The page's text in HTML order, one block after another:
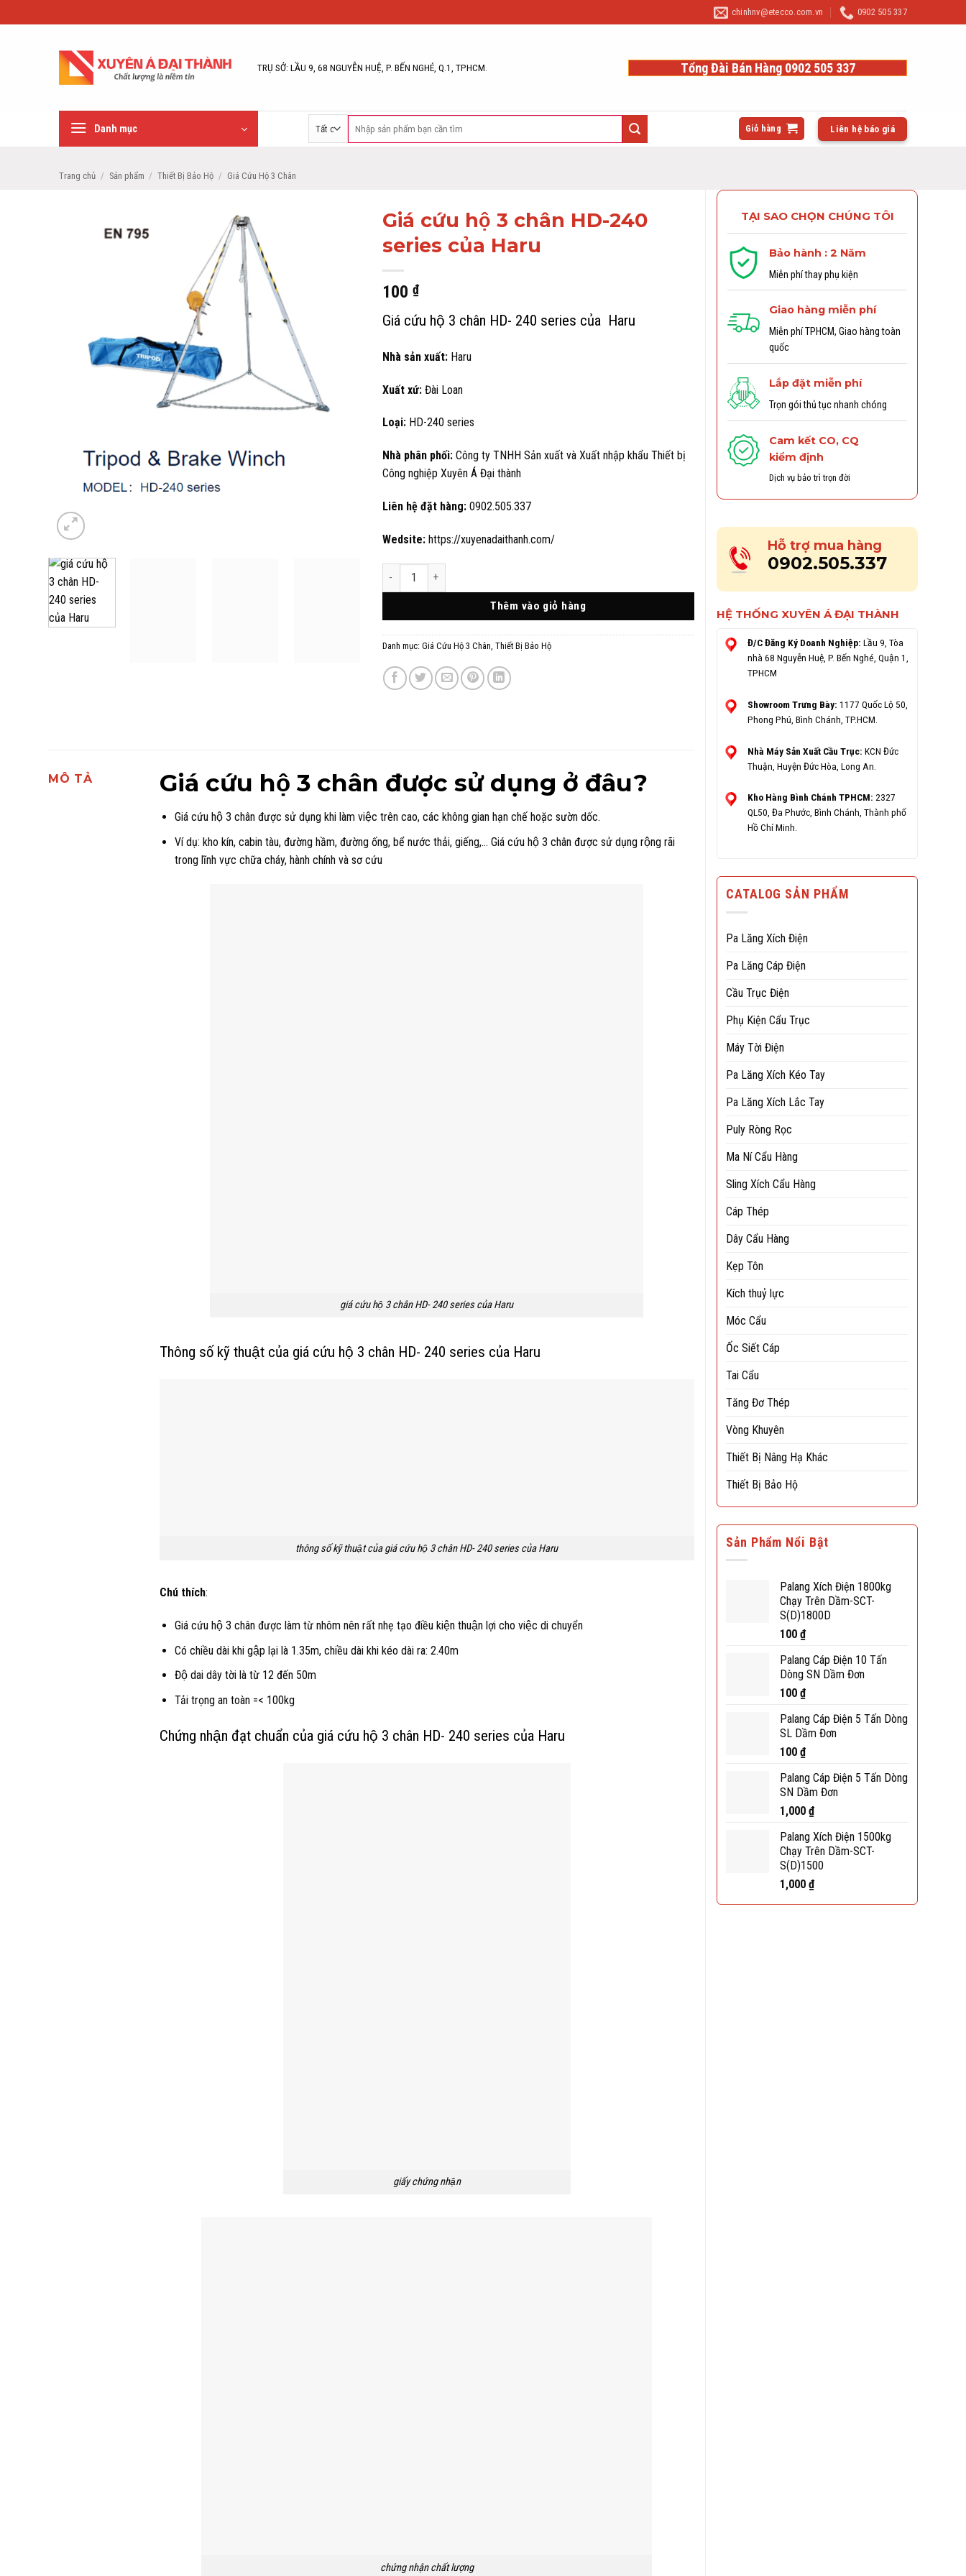
qua
chinhnv@etecco.com.vn 0902 505 337
TRỤ SỞ: LẦU 9, 68 NGUYỄN HUỆ, P. BẾN NGHÉ, Q.1, TPHCM. Tổng Đài Bán Hàng 0902 505 337
Danh mục
kiếm:
Giỏ hàng Liên hệ báo giá
Trang chủ / Sản phẩm / Thiết Bị Bảo Hộ / Giá Cứu Hộ 3 Chân
TẠI SAO CHỌN CHÚNG TÔI
Bảo hành : 2 Năm
Miễn phí thay phụ kiện
Giao hàng miễn phí
Miễn phí TPHCM, Giao hàng toàn
quốc
Lắp đặt miễn phí
Trọn gói thủ tục nhanh chóng
Cam kết CO, CQ
kiểm định
Dịch vụ bảo trì trọn đời
Hỗ trợ mua hàng
0902.505.337
HỆ THỐNG XUYÊN Á ĐẠI THÀNH
Đ/C Đăng Ký Doanh Nghiệp: Lầu 9, Tòa
nhà 68 Nguyễn Huệ, P. Bến Nghé, Quận 1,
TPHCM
Showroom Trưng Bày: 1177 Quốc Lộ 50,
Phong Phú, Bình Chánh, TP.HCM.
Nhà Máy Sản Xuất Cầu Trục: KCN Đức
Thuận, Huyện Đức Hòa, Long An.
Kho Hàng Bình Chánh TPHCM: 2327
QL50, Đa Phước, Bình Chánh, Thành phố
Hồ Chí Minh.
CATALOG SẢN PHẨM
Pa Lăng Xích Điện
Pa Lăng Cáp Điện
Cầu Trục Điện
Phụ Kiện Cẩu Trục
Máy Tời Điện
Pa Lăng Xích Kéo Tay
Pa Lăng Xích Lắc Tay
Puly Ròng Rọc
Ma Ní Cẩu Hàng
Sling Xích Cẩu Hàng
Cáp Thép
Dây Cẩu Hàng
Kẹp Tôn
Kích thuỷ lực
Móc Cẩu
Ốc Siết Cáp
Tai Cẩu
Tăng Đơ Thép
Vòng Khuyên
Thiết Bị Nâng Hạ Khác
Thiết Bị Bảo Hộ
Sản Phẩm Nổi Bật
Palang Xích Điện 1800kg
Chạy Trên Dầm-SCT-
S(D)1800D
100 ₫
Palang Cáp Điện 10 Tấn
Dòng SN Dầm Đơn
100 ₫
Palang Cáp Điện 5 Tấn Dòng
SL Dầm Đơn
100 ₫
Palang Cáp Điện 5 Tấn Dòng
SN Dầm Đơn
1,000 ₫
Palang Xích Điện 1500kg
Chạy Trên Dầm-SCT-
S(D)1500
1,000 ₫
Giá cứu hộ 3 chân HD-240
series của Haru
100 ₫
Giá cứu hộ 3 chân HD- 240 series của Haru
Nhà sản xuất:Haru
Xuất xứ:Đài Loan
Loại: HD-240 series
Nhà phân phối: Công ty TNHH Sản xuất và Xuất nhập khẩu Thiết bị
Công nghiệp Xuyên Á Đại thành
Liên hệ đặt hàng:0902.505.337
Wedsite: https://xuyenadaithanh.com/
Giá cứu hộ 3 chân HD-240 series của Haru số lượng
Thêm vào giỏ hàng
Danh mục: Giá Cứu Hộ 3 Chân, Thiết Bị Bảo Hộ
MÔ TẢ Giá cứu hộ 3 chân được sử dụng ở đâu?
Giá cứu hộ 3 chânđược sử dụng khi làm việc trên cao, các không gian hạn chế hoặc sườn dốc.
Ví dụ: kho kín, cabin tàu, đường hầm, đường ống, bể nước thải, giếng,… Giá cứu hộ 3 chân được sử dụng rộng rãi
trong lĩnh vực chữa cháy, hành chính và sơ cứu
giá cứu hộ 3 chân HD- 240 series của Haru
Thông số kỹ thuật của giá cứu hộ 3 chân HD- 240 series của Haru
thông số kỹ thuật của giá cứu hộ 3 chân HD- 240 series của Haru
Chú thích:
Giá cứu hộ 3 chân được làm từ nhôm nên rất nhẹ tạo điều kiện thuận lợi cho việc di chuyển
Có chiều dài khi gập lại là 1.35m, chiều dài khi kéo dài ra: 2.40m
Độ dai dây tời là từ 12 đến 50m
Tải trọng an toàn =< 100kg
Chứng nhận đạt chuẩn của giá cứu hộ 3 chân HD- 240 series của Haru
giấy chứng nhận
chứng nhận chất lượng